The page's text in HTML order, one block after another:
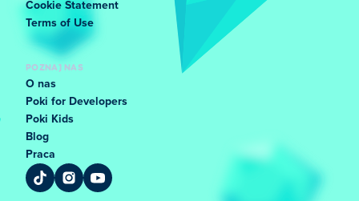
Cookie Statement
Terms of Use
POZNAJ NAS
O nas
Poki for Developers
Poki Kids
Blog
Praca